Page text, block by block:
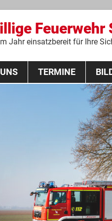
Feuerwehr
Jahr einsatzbereit für Ihre
TERMINE
THL Lehrgang 2020